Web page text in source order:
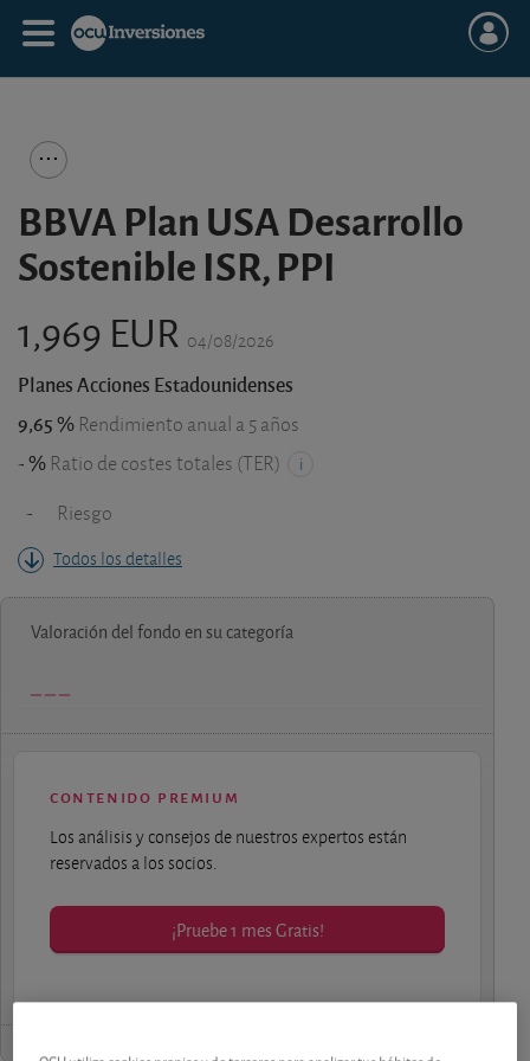
BBVA Plan USA Desarrollo
Sostenible ISR, PPI
1,969 EUR 04/08/2026
Planes Acciones Estadounidenses
9,65 % Rendimiento anual a 5 años
- % Ratio de costes totales (TER)
- Riesgo
Todos los detalles
Valoración del fondo en su categoría
contenido premium
Los análisis y consejos de nuestros expertos están
reservados a los socios.
¡Pruebe 1 mes Gratis!